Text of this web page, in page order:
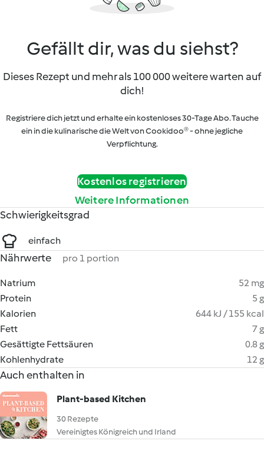
Gefällt dir, was du siehst?
Dieses Rezept und mehr als 100 000 weitere warten auf
dich!
Registriere dich jetzt und erhalte ein kostenloses 30-Tage Abo. Tauche
ein in die kulinarische die Welt von Cookidoo® - ohne jegliche
Verpflichtung.
Kostenlos registrieren
Weitere Informationen
Schwierigkeitsgrad
einfach
Nährwerte pro 1 portion
Natrium
52 mg
Protein
5 g
Kalorien
644 kJ / 155 kcal
Fett
7 g
Gesättigte Fettsäuren
0.8 g
Kohlenhydrate
12 g
Auch enthalten in
Plant-based Kitchen
30 Rezepte
Vereinigtes Königreich und Irland